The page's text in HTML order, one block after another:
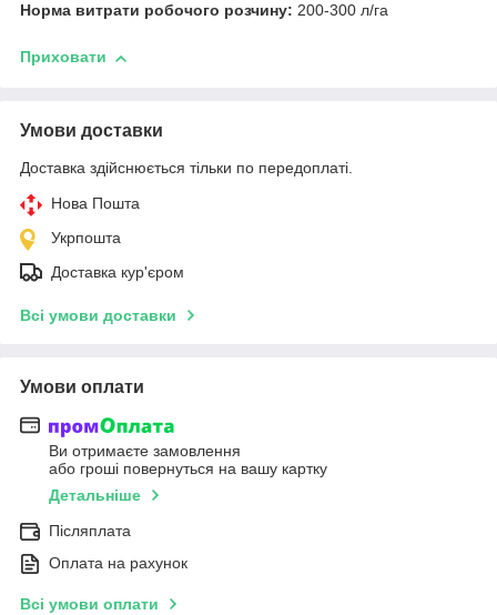
Норма витрати робочого розчину: 200-300 л/га
Приховати
Умови доставки
Доставка здійснюється тільки по передоплаті.
Нова Пошта
Укрпошта
Доставка кур'єром
Всі умови доставки
Умови оплати
Ви отримаєте замовлення
або гроші повернуться на вашу картку
Детальніше
Післяплата
Оплата на рахунок
Всі умови оплати